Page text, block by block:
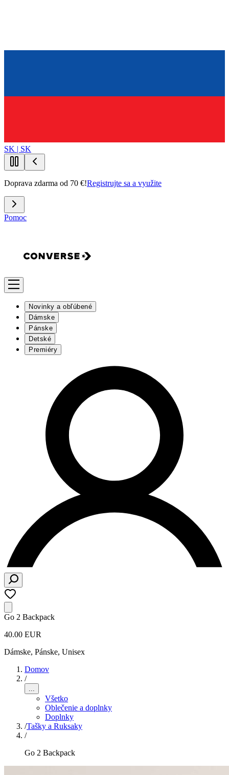
SK | SK
Doprava zdarma od 70 €!Registrujte sa a využite
Pomoc
Novinky a obľúbené
Dámske
Pánske
Detské
Premiéry
Go 2 Backpack
40.00 EUR
Dámske, Pánske, Unisex
Domov
/
...
Všetko
Oblečenie a doplnky
Doplnky
/Tašky a Ruksaky
/
Go 2 Backpack